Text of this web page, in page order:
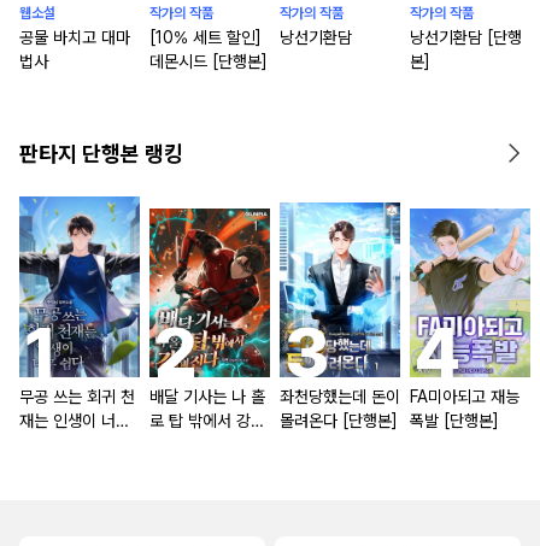
웹소설
공물 바치고 대마
법사
작가의 작품
[10% 세트 할인]
데몬시드 [단행본]
작가의 작품
낭선기환담
작가의 작품
낭선기환담 [단행
본]
판타지 단행본 랭킹
무공 쓰는 회귀 천
재는 인생이 너무
배달 기사는 나 홀
로 탑 밖에서 강해
좌천당했는데 돈이
몰려온다 [단행본]
FA미아되고 재능
폭발 [단행본]